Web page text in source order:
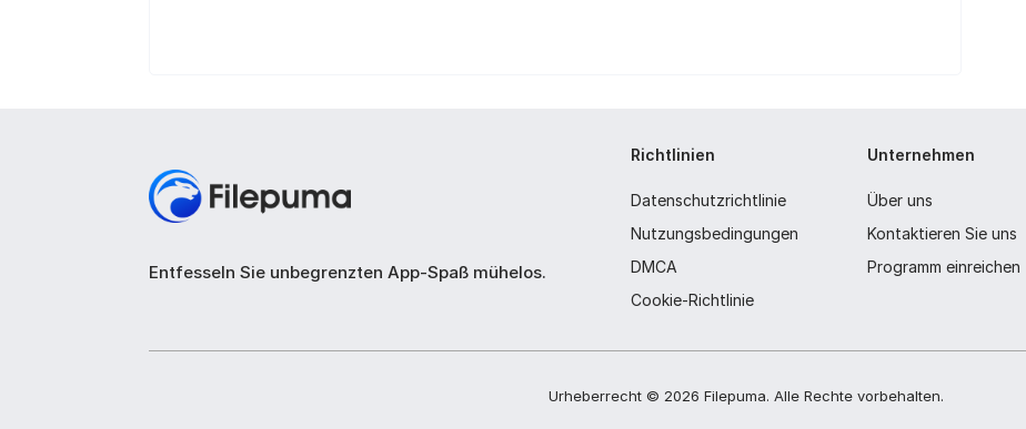
Entfesseln Sie unbegrenzten App-Spaß mühelos.
Richtlinien
Datenschutzrichtlinie
Nutzungsbedingungen
DMCA
Cookie-Richtlinie
Unternehmen
Über uns
Kontaktieren Sie uns
Programm einreichen
Urheberrecht © 2026 Filepuma. Alle Rechte vorbehalten.